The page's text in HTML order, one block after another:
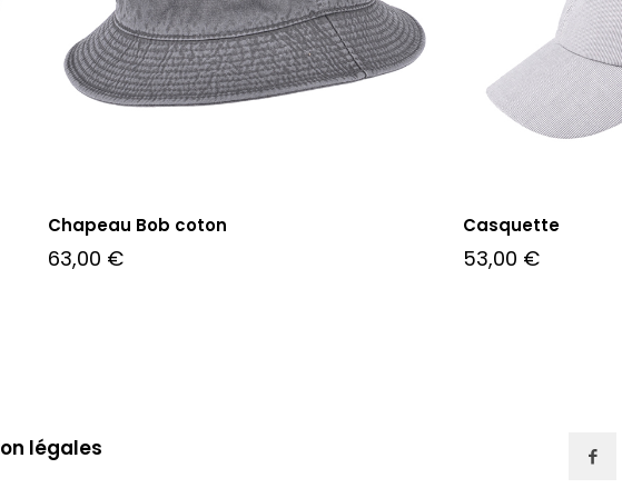
Chapeau Bob coton
63,00 €
Casquette
53,00 €
légales